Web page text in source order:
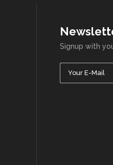
Signup with